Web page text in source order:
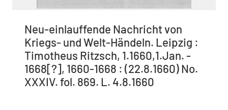
Neu-einlauffende Nachricht von
Kriegs- und Welt-Händeln. Leipzig :
Timotheus Ritzsch, 1.1660,1.Jan. -
1668[?], 1660-1668 : (22.8.1660) No.
XXXIV. fol. 869. L. 4.8.1660